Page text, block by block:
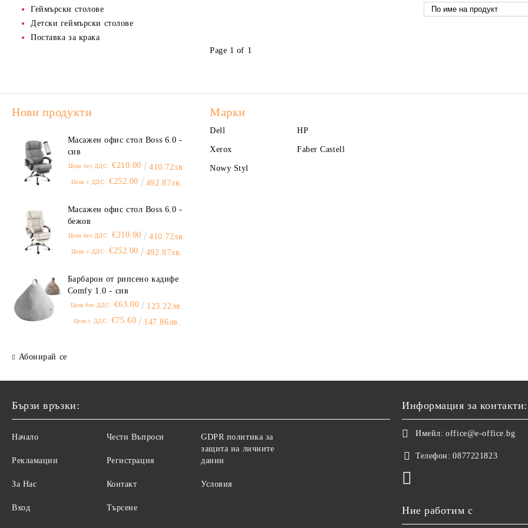
Скицник, блок за рисуване
Линии, триъгълници
Органайзери и принадлежности за
бюро
PANASONIC
Лазерни консумативи за TOSHIBA
Личен състав и ТРЗ
Счетоводни, касови и банкови
Дизайнерска и фотохартия
Пепелници
Диспенсъри, дозатори, нагънати
Почистващи средства за компютри и
Геймърски столове
Детски геймърски столове
Пoставка за крака
Page 1 of 1
Нови продукти
Масажен офис стол Boss 6.0 -
сив
Цена без ДДС: €210.00 410.72лв.
Цена с ДДС: €252.00 492.87лв.
Масажен офис стол Boss 6.0 -
бежов
Цена без ДДС: €210.00 410.72лв.
Цена с ДДС: €252.00 492.87лв.
Барбарон от рипсено кадифе
Comfy 1.0 - сив
Цена без ДДС: €63.00 123.22лв.
Цена с ДДС: €75.60 147.86лв.
Абонирай се
Марки
Dell HP
Xerox Faber Castell
Nowy Styl
Бързи връзки:
Начало
Рекламации
За Нас
Вход
Чести Въпроси
Регистрация
Контакт
Търсене
GDPR политика за
защита на личните
данни
Условия
Информация за контакти:
Имейл: office@e-office.bg
Телефон: 0877221823
Ние работим с